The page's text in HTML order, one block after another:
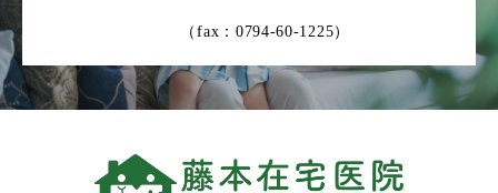
（fax：0794-60-1225）